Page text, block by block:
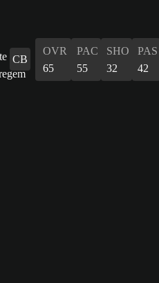
CB
OVR
65
PAC
55
SHO
32
PAS
42